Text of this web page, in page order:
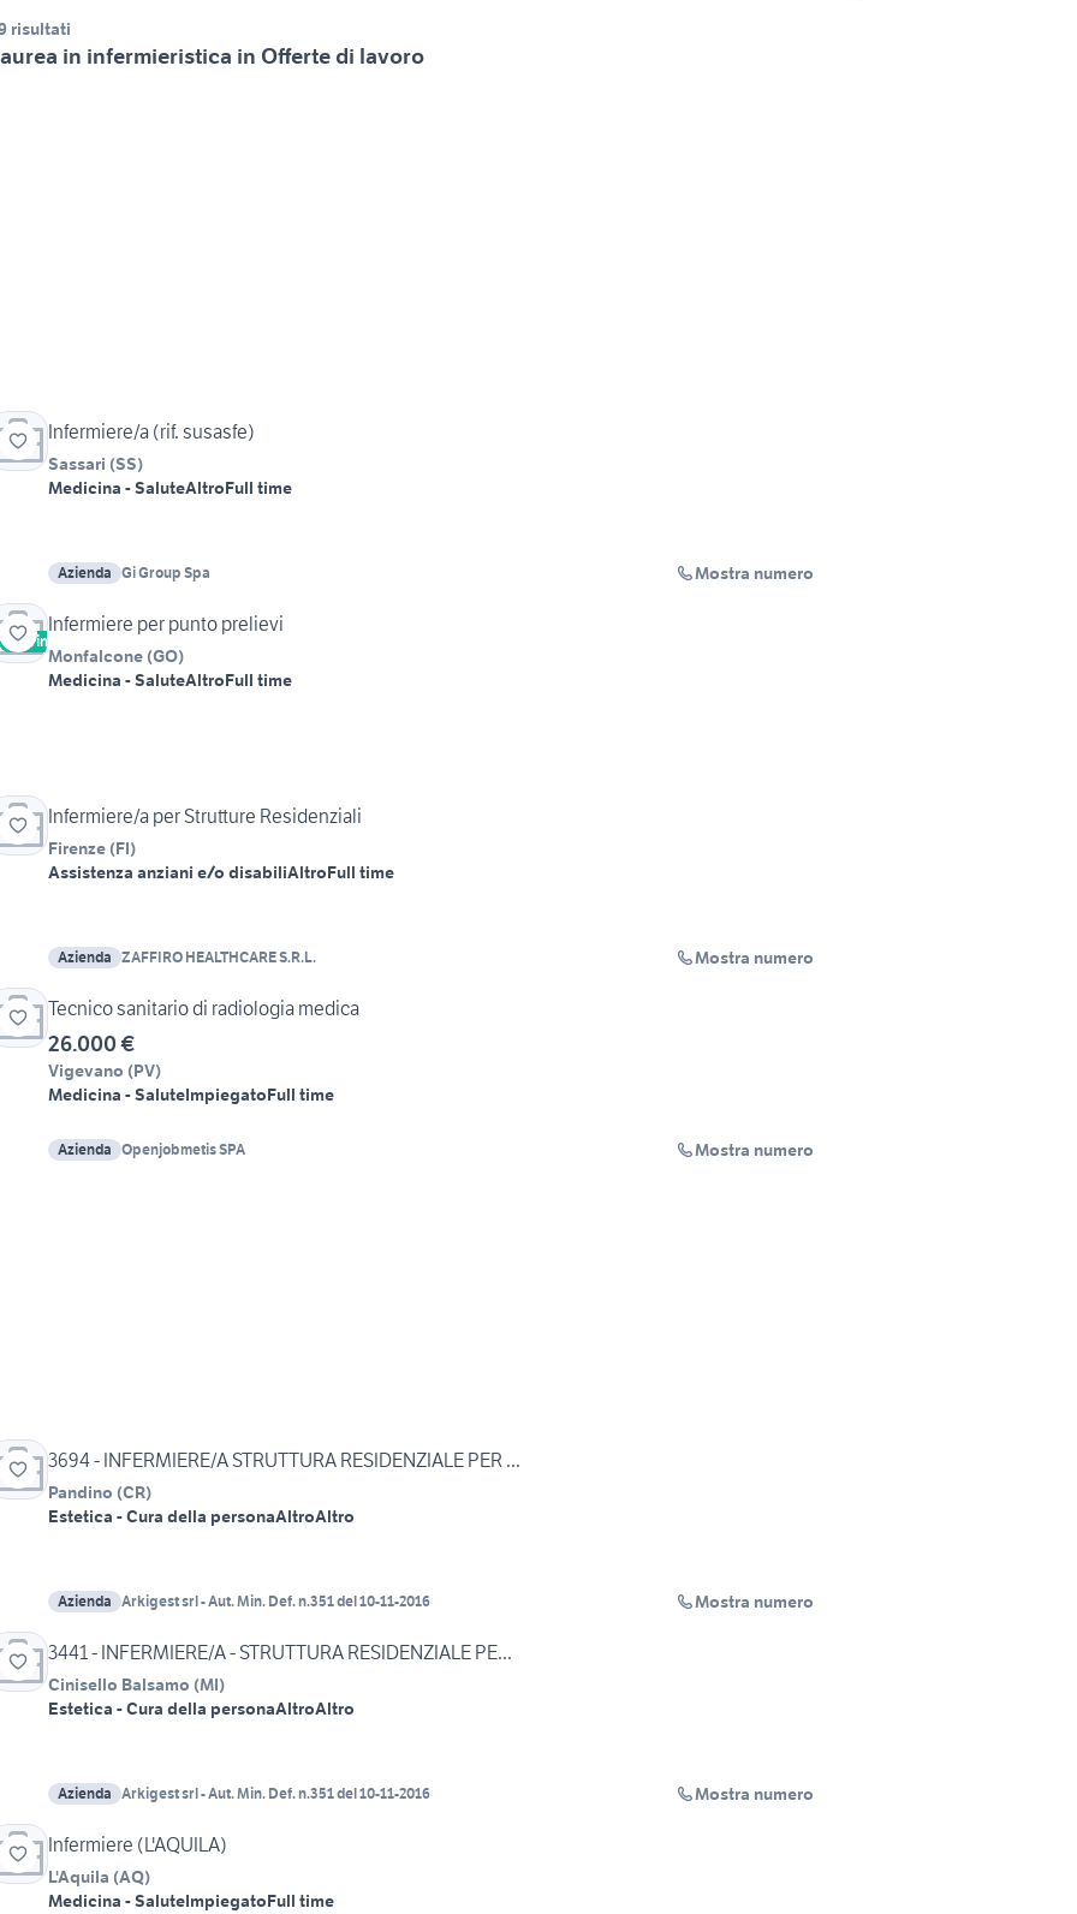
risultati
in infermieristica in Offerte di lavoro
Infermiere/a (rif. susasfe)
Sassari (SS)
Medicina - SaluteAltroFull time
Azienda Gi Group Spa Mostra numero
Vetrina
Infermiere per punto prelievi
Monfalcone (GO)
Medicina - SaluteAltroFull time
Infermiere/a per Strutture Residenziali
Firenze (FI)
Assistenza anziani e/o disabiliAltroFull time
Azienda ZAFFIRO HEALTHCARE S.R.L. Mostra numero
Tecnico sanitario di radiologia medica
26.000 €
Vigevano (PV)
Medicina - SaluteImpiegatoFull time
Azienda Openjobmetis SPA Mostra numero
3694 - INFERMIERE/A STRUTTURA RESIDENZIALE PER ...
Pandino (CR)
Estetica - Cura della personaAltroAltro
Azienda Arkigest srl - Aut. Min. Def. n.351 del 10-11-2016 Mostra numero
3441 - INFERMIERE/A - STRUTTURA RESIDENZIALE PE...
Cinisello Balsamo (MI)
Estetica - Cura della personaAltroAltro
Azienda Arkigest srl - Aut. Min. Def. n.351 del 10-11-2016 Mostra numero
Infermiere (L'AQUILA)
L'Aquila (AQ)
Medicina - SaluteImpiegatoFull time